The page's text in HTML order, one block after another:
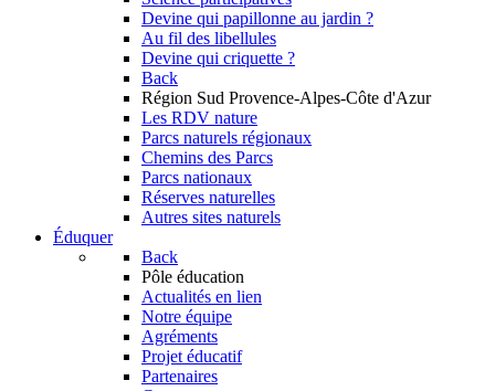
Devine qui papillonne au jardin ?
Au fil des libellules
Devine qui criquette ?
Back
Région Sud Provence-Alpes-Côte d'Azur
Les RDV nature
Parcs naturels régionaux
Chemins des Parcs
Parcs nationaux
Réserves naturelles
Autres sites naturels
Éduquer
Back
Pôle éducation
Actualités en lien
Notre équipe
Agréments
Projet éducatif
Partenaires